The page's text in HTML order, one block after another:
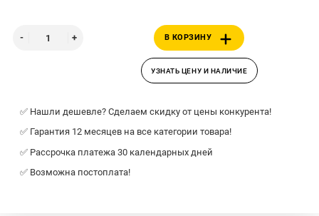
В КОРЗИНУ
УЗНАТЬ ЦЕНУ И НАЛИЧИЕ
✅ Нашли дешевле? Сделаем скидку от цены конкурента!
✅ Гарантия 12 месяцев на все категории товара!
✅ Рассрочка платежа 30 календарных дней
✅ Возможна постоплата!